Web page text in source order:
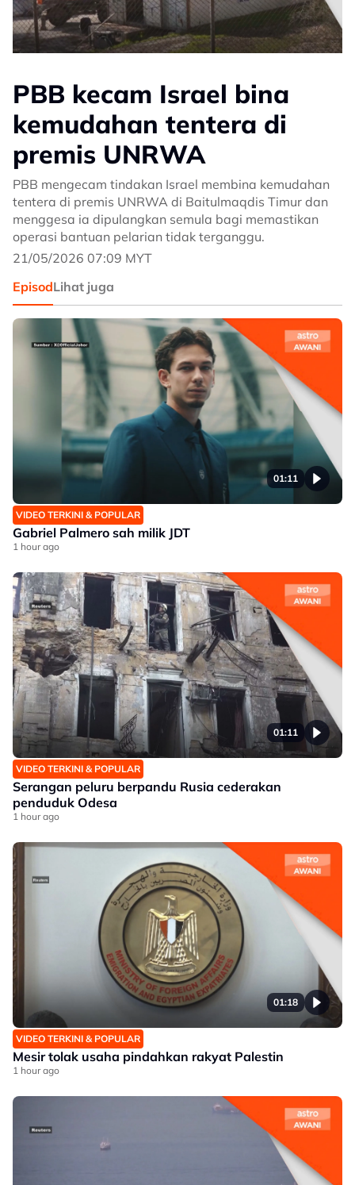
PBB kecam Israel bina
kemudahan tentera di
premis UNRWA
PBB mengecam tindakan Israel membina kemudahan
tentera di premis UNRWA di Baitulmaqdis Timur dan
menggesa ia dipulangkan semula bagi memastikan
operasi bantuan pelarian tidak terganggu.
21/05/2026 07:09 MYT
EpisodLihat juga
01:11
VIDEO TERKINI & POPULAR
Gabriel Palmero sah milik JDT
1 hour ago
01:11
VIDEO TERKINI & POPULAR
Serangan peluru berpandu Rusia cederakan
penduduk Odesa
1 hour ago
01:18
VIDEO TERKINI & POPULAR
Mesir tolak usaha pindahkan rakyat Palestin
1 hour ago